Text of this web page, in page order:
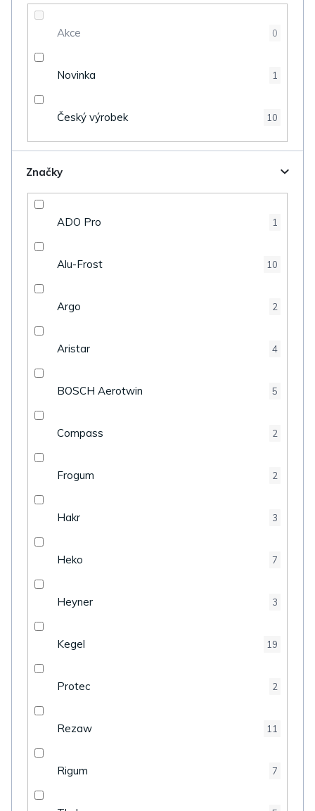
Akce 0
Novinka 1
Český výrobek 10
Značky
ADO Pro 1
Alu-Frost 10
Argo 2
Aristar 4
BOSCH Aerotwin 5
Compass 2
Frogum 2
Hakr 3
Heko 7
Heyner 3
Kegel 19
Protec 2
Rezaw 11
Rigum 7